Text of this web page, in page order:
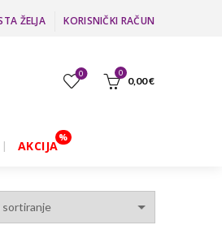
ŽELJA KORISNIČKI RAČUN
0 0
0,00€
AKCIJA